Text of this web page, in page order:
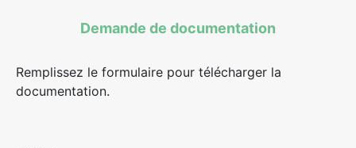
Demande de documentation
Remplissez le formulaire pour télécharger la
documentation.